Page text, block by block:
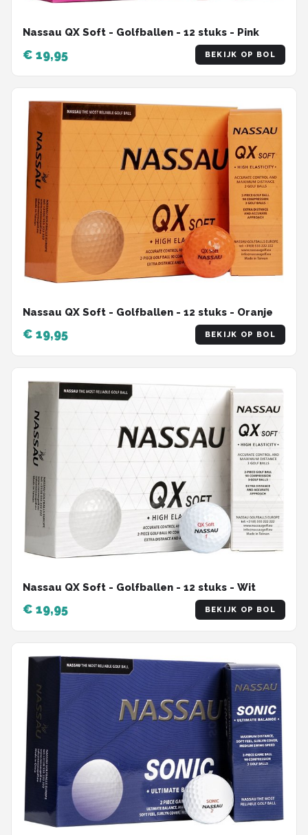
Nassau QX Soft - Golfballen - 12 stuks - Pink
€ 19,95 BEKIJK OP BOL
Nassau QX Soft - Golfballen - 12 stuks - Oranje
€ 19,95 BEKIJK OP BOL
Nassau QX Soft - Golfballen - 12 stuks - Wit
€ 19,95 BEKIJK OP BOL